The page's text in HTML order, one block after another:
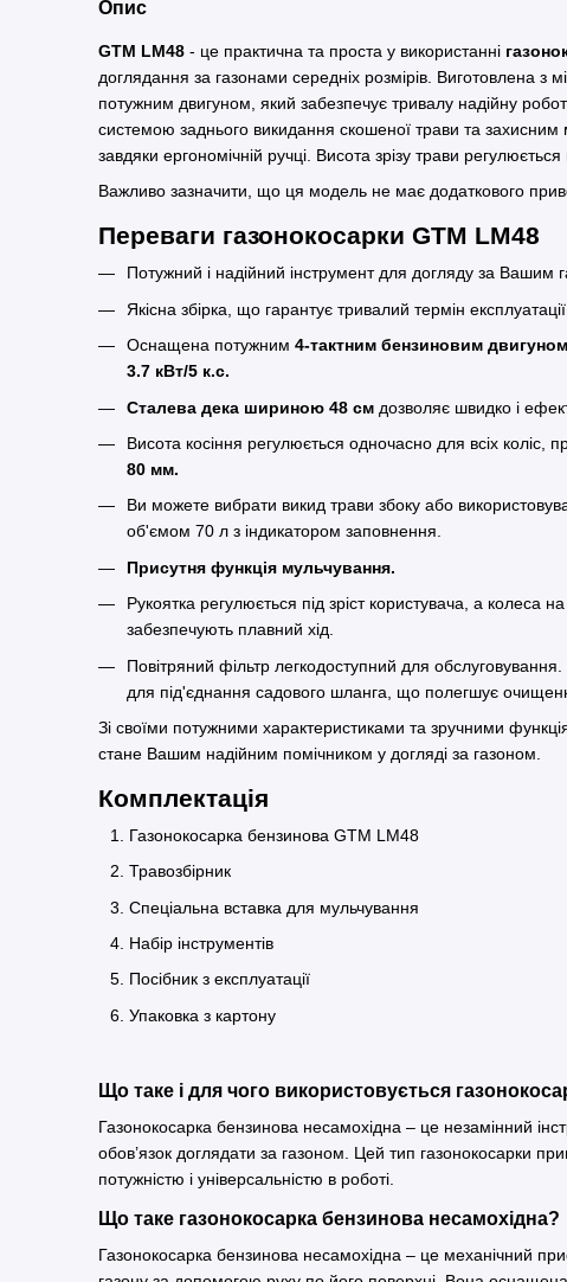
Опис
GTM LM48 - це практична та проста у використанні
доглядання за газонами середніх розмірів. Виготовлена з
потужним двигуном, який забезпечує тривалу надійну
системою заднього викидання скошеної трави та захисним
завдяки ергономічній ручці. Висота зрізу трави
Важливо зазначити, що ця модель не має додаткового
Переваги газонокосарки GTM LM48
Потужний і надійний інструмент для догляду за Вашим
Якісна збірка, що гарантує тривалий термін експлуатації.
Оснащена потужним 4-тактним бензиновим
3.7 кВт/5 к.с.
Сталева дека шириною 48 см дозволяє швидко і
Висота косіння регулюється одночасно для всіх коліс,
80 мм.
Ви можете вибрати викид трави збоку або
об'ємом 70 л з індикатором заповнення.
Присутня функція мульчування.
Рукоятка регулюється під зріст користувача, а колеса
забезпечують плавний хід.
Повітряний фільтр легкодоступний для
для під'єднання садового шланга, що полегшує
Зі своїми потужними характеристиками та зручними
стане Вашим надійним помічником у догляді за газоном.
Комплектація
Газонокосарка бензинова GTM LM48
Травозбірник
Спеціальна вставка для мульчування
Набір інструментів
Посібник з експлуатації
Упаковка з картону
Що таке і для чого використовується
Газонокосарка бензинова несамохідна – це незамінний
обов’язок доглядати за газоном. Цей тип газонокосарки
потужністю і універсальністю в роботі.
Що таке газонокосарка бензинова несамохідна?
Газонокосарка бензинова несамохідна – це механічний